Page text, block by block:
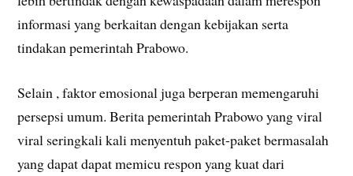
informasi yang berkaitan dengan kebijakan serta
tindakan pemerintah Prabowo.
Selain , faktor emosional juga berperan memengaruhi
persepsi umum. Berita pemerintah Prabowo yang viral
viral seringkali kali menyentuh paket-paket bermasalah
yang dapat dapat memicu respon yang kuat dari